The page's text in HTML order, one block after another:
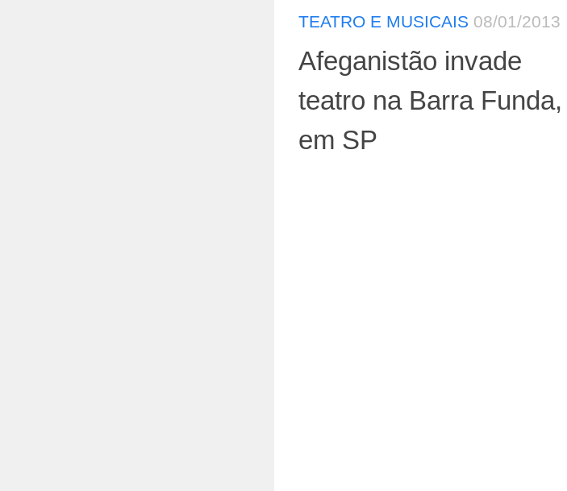
TEATRO E MUSICAIS 08/01/2013
Afeganistão invade
teatro na Barra Funda,
em SP